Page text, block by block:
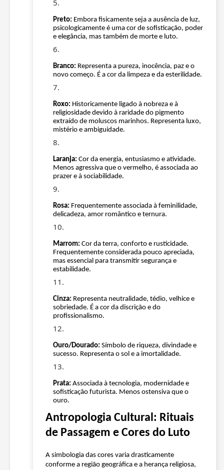
Preto: Embora fisicamente seja a ausência de luz,
psicologicamente é uma cor de sofisticação, poder
e elegância, mas também de morte e luto.
Branco: Representa a pureza, inocência, paz e o
novo começo. É a cor da limpeza e da esterilidade.
Roxo: Historicamente ligado à nobreza e à
religiosidade devido à raridade do pigmento
extraído de moluscos marinhos. Representa luxo,
mistério e ambiguidade.
Laranja: Cor da energia, entusiasmo e atividade.
Menos agressiva que o vermelho, é associada ao
prazer e à sociabilidade.
Rosa: Frequentemente associada à feminilidade,
delicadeza, amor romântico e ternura.
Marrom: Cor da terra, conforto e rusticidade.
Frequentemente considerada pouco apreciada,
mas essencial para transmitir segurança e
estabilidade.
Cinza: Representa neutralidade, tédio, velhice e
sobriedade. É a cor da discrição e do
profissionalismo.
Ouro/Dourado: Símbolo de riqueza, divindade e
sucesso. Representa o sol e a imortalidade.
Prata: Associada à tecnologia, modernidade e
sofisticação futurista. Menos ostensiva que o
ouro.
Antropologia Cultural: Rituais
de Passagem e Cores do Luto
A simbologia das cores varia drasticamente
conforme a região geográfica e a herança religiosa,